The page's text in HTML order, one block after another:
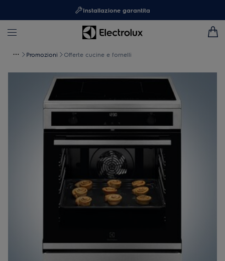
Installazione garantita
Promozioni Offerte cucine e fornelli